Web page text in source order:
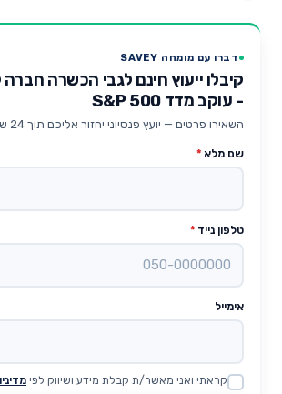
דברו עם מומחה SAVEY
קיבלו ייעוץ חינם לגבי הכשרה
- עוקב מדד 500 S&P
השאירו פרטים — יועץ פנסיוני יחזור אליכם תוך 24 שעות.
שם מלא *
טלפון נייד *
אימייל
Website
קראתי ואני מאשר/ת קבלת מידע ושיווק לפי